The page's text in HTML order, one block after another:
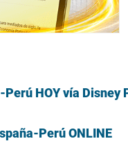
HOY vía Disney
Perú ONLINE